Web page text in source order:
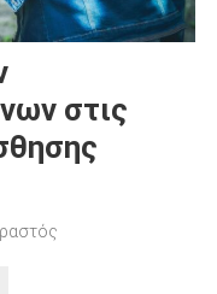
στις